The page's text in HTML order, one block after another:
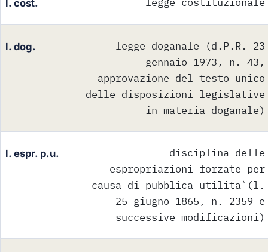
l. cost.
l. dog.
legge doganale (d.P.R. 23
gennaio 1973, n. 43,
approvazione del testo unico
delle disposizioni legislative
in materia doganale)
l. espr. p.u.
disciplina delle
espropriazioni forzate per
causa di pubblica utilita`(l.
25 giugno 1865, n. 2359 e
successive modificazioni)